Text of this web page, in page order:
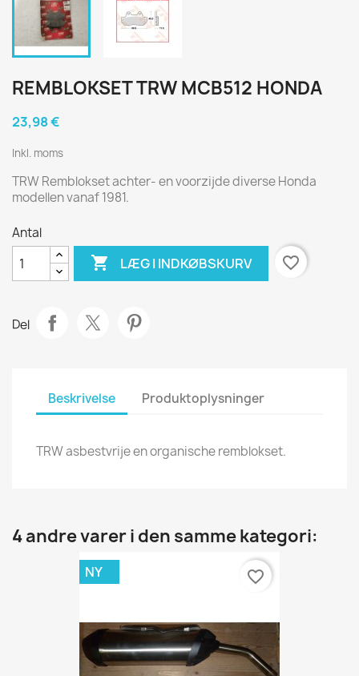
REMBLOKSET TRW MCB512 HONDA
23,98 €
Inkl. moms
TRW Remblokset achter- en voorzijde diverse Honda
modellen vanaf 1981.
Antal
 LÆG I INDKØBSKURV favorite_border
Del
Beskrivelse Produktoplysninger
TRW asbestvrije en organische remblokset.
4 andre varer i den samme kategori:
NY favorite_border